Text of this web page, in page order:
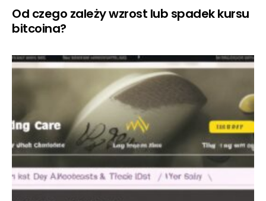
Od czego zależy wzrost lub spadek kursu
bitcoina?